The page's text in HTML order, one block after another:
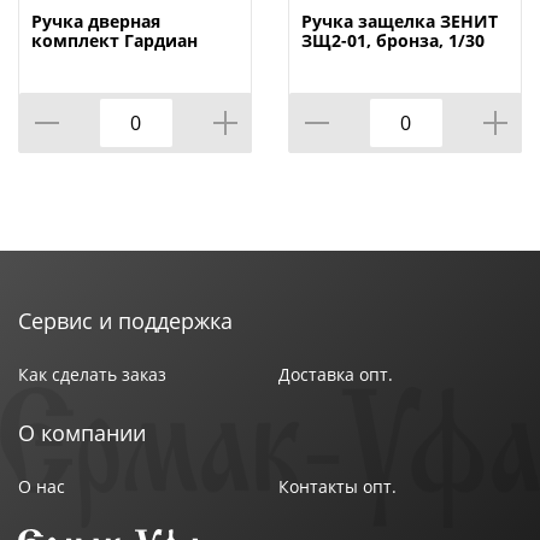
Индивидуальная упаковка : Коробка
Ручка дверная
комплект Гардиан
Гардиан 3012, 1/12
Ручка защелка ЗЕНИТ
ЗЩ2-01, бронза, 1/30
Сервис и поддержка
Как сделать заказ Доставка опт.
О компании
О нас Контакты опт.